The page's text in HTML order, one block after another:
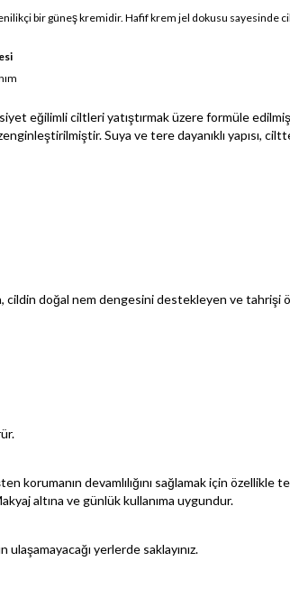
bir güneş kremidir. Hafif krem jel dokusu sayesinde
eğilimli ciltleri yatıştırmak üzere formüle
Suya ve tere dayanıklı yapısı,
cildin doğal nem dengesini destekleyen ve tahrişi
korumanın devamlılığını sağlamak için özellikle
altına ve günlük kullanıma uygundur.
ulaşamayacağı yerlerde saklayınız.